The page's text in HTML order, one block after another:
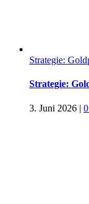
Strategie:
Strategie:
3. Juni 2026 |